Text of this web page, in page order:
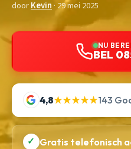
doorKevin · 29 mei 2025
NU
BEL
4,8★★★★★143
✓ Gratis telefonisch